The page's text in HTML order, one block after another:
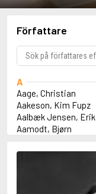
Författare
A
Aage, Christian
Aakeson, Kim Fupz
Aalbæk Jensen, Erik
Aamodt, Bjørn
Abbey, Kieran